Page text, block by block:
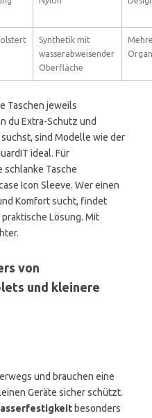
Synthetik mit
wasserabweisender
Oberfläche
Taschen jeweils
du Extra-Schutz und
sind Modelle wie der
ideal. Für
schlanke Tasche
Icon Sleeve. Wer einen
Komfort sucht, findet
praktische Lösung. Mit
von
und kleinere
und brauchen eine
Geräte sicher schützt.
besonders